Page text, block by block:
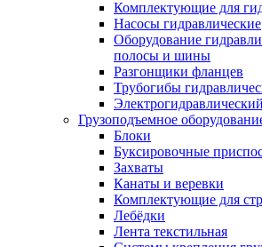
Комплектующие для
Насосы гидравлические
Оборудование
полосы и шины
Разгонщики фланцев
Трубогибы
Грузоподъемное
Блоки
Буксировочные
Захваты
Канаты и веревки
Комплектующие для
Лебёдки
Лента текстильная